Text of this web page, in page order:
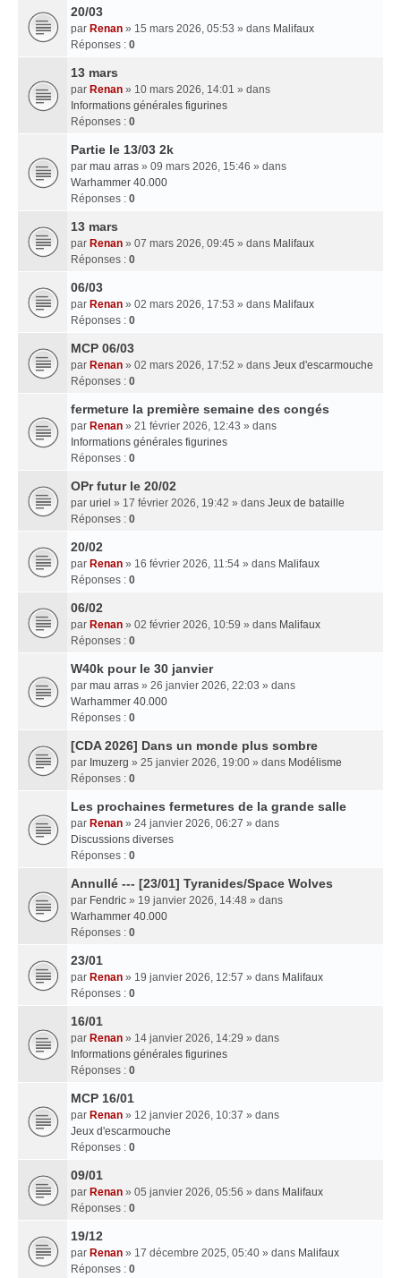
20/03
par Renan » 15 mars 2026, 05:53 » dans Malifaux
Réponses : 0
13 mars
par Renan » 10 mars 2026, 14:01 » dans
Informations générales figurines
Réponses : 0
Partie le 13/03 2k
par mau arras » 09 mars 2026, 15:46 » dans
Warhammer 40.000
Réponses : 0
13 mars
par Renan » 07 mars 2026, 09:45 » dans Malifaux
Réponses : 0
06/03
par Renan » 02 mars 2026, 17:53 » dans Malifaux
Réponses : 0
MCP 06/03
par Renan » 02 mars 2026, 17:52 » dans Jeux d'escarmouche
Réponses : 0
fermeture la première semaine des congés
par Renan » 21 février 2026, 12:43 » dans
Informations générales figurines
Réponses : 0
OPr futur le 20/02
par uriel » 17 février 2026, 19:42 » dans Jeux de bataille
Réponses : 0
20/02
par Renan » 16 février 2026, 11:54 » dans Malifaux
Réponses : 0
06/02
par Renan » 02 février 2026, 10:59 » dans Malifaux
Réponses : 0
W40k pour le 30 janvier
par mau arras » 26 janvier 2026, 22:03 » dans
Warhammer 40.000
Réponses : 0
[CDA 2026] Dans un monde plus sombre
par Imuzerg » 25 janvier 2026, 19:00 » dans Modélisme
Réponses : 0
Les prochaines fermetures de la grande salle
par Renan » 24 janvier 2026, 06:27 » dans
Discussions diverses
Réponses : 0
Annullé --- [23/01] Tyranides/Space Wolves
par Fendric » 19 janvier 2026, 14:48 » dans
Warhammer 40.000
Réponses : 0
23/01
par Renan » 19 janvier 2026, 12:57 » dans Malifaux
Réponses : 0
16/01
par Renan » 14 janvier 2026, 14:29 » dans
Informations générales figurines
Réponses : 0
MCP 16/01
par Renan » 12 janvier 2026, 10:37 » dans
Jeux d'escarmouche
Réponses : 0
09/01
par Renan » 05 janvier 2026, 05:56 » dans Malifaux
Réponses : 0
19/12
par Renan » 17 décembre 2025, 05:40 » dans Malifaux
Réponses : 0